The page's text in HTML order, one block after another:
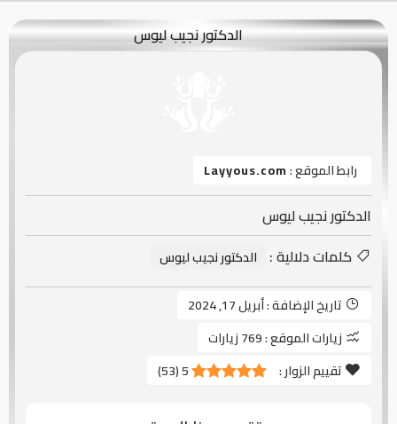
الدكتور نجيب ليوس
رابط الموقع :Layyous.com
الدكتور نجيب ليوس
كلمات دلالية :
الدكتور نجيب ليوس
تاريخ الإضافة :أبريل 17, 2024
زيارات الموقع :769 زيارات
تقييم الزوار :
5
(
53
)